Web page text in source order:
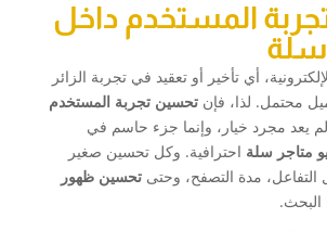
المستخدم داخل
أي تأخير أو تعقيد في تجربة الزائر
محتمل. لذا، فإن تحسين تجربة المستخدم
لم يعد مجرد خيار، وإنما جزء حاسم في
متاجر سلة احترافية. وكل تحسين صغير
مدة التصفح، وحتى تحسين ظهور
البحث.